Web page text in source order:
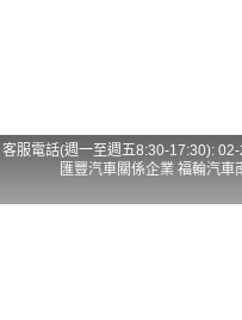
客服電話(週一至週五8:30-17:30):
匯豐汽車關係企業 福輪汽車